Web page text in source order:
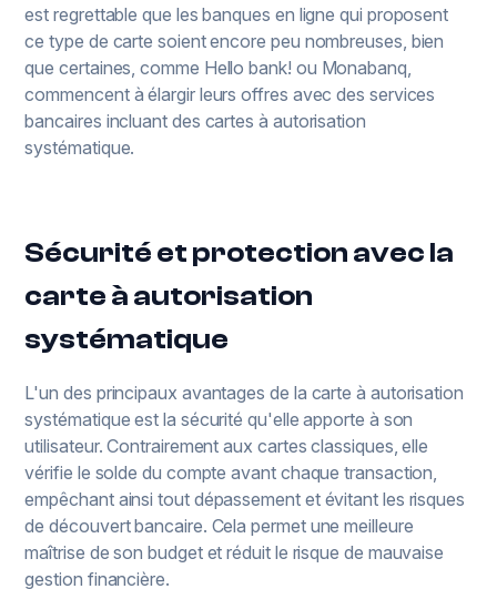
est regrettable que les banques en ligne qui proposent
ce type de carte soient encore peu nombreuses, bien
que certaines, comme Hello bank! ou Monabanq,
commencent à élargir leurs offres avec des services
bancaires incluant des cartes à autorisation
systématique.
Sécurité et protection avec la
carte à autorisation
systématique
L'un des principaux avantages de la carte à autorisation
systématique est la sécurité qu'elle apporte à son
utilisateur. Contrairement aux cartes classiques, elle
vérifie le solde du compte avant chaque transaction,
empêchant ainsi tout dépassement et évitant les risques
de découvert bancaire. Cela permet une meilleure
maîtrise de son budget et réduit le risque de mauvaise
gestion financière.